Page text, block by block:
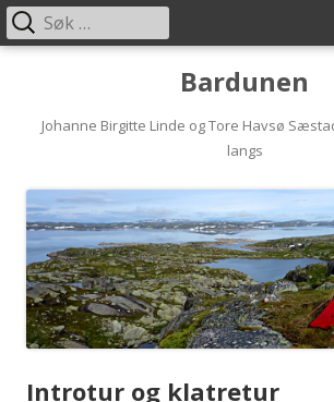
innhold
Bardunen
Johanne Birgitte Linde og Tore Havsø
langs
Primærmeny
Søk
etter:
Introtur og klatretur